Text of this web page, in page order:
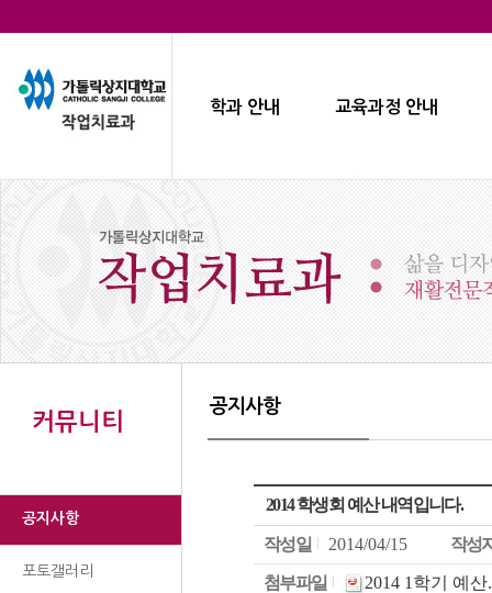
학과 안내 교육과정 안내
커뮤니티
공지사항
포토갤러리
공지사항
2014 학생회 예산 내역입니다.
작성일 2014/04/15 작성
첨부파일 2014 1학기 예